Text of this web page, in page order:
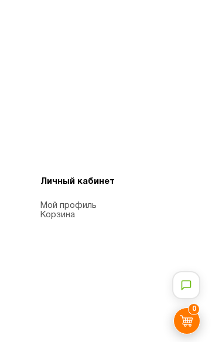
0
Личный кабинет
Мой профиль
Корзина